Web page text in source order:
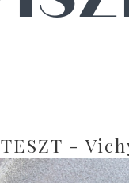
TESZT -